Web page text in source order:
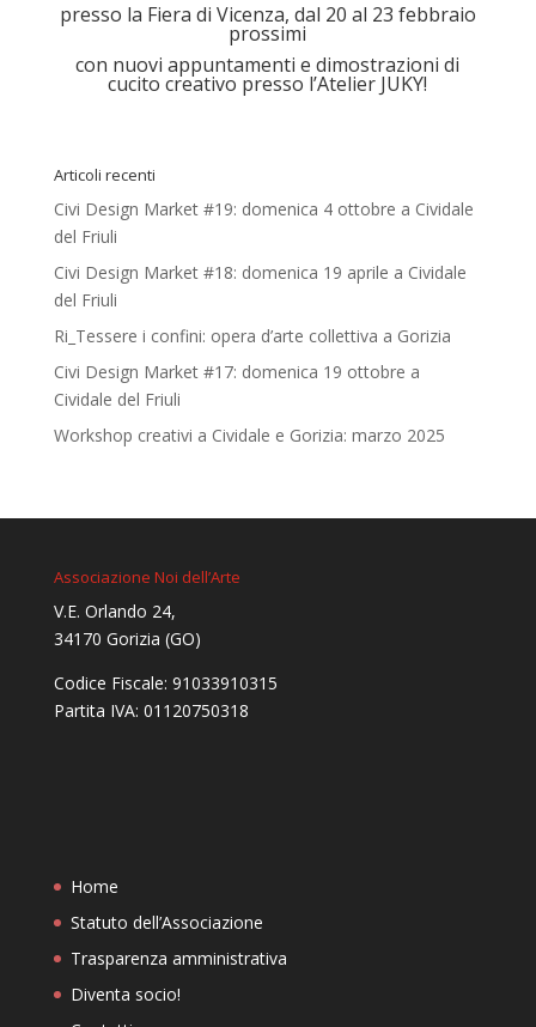
presso la Fiera di Vicenza, dal 20 al 23 febbraio
prossimi
con nuovi appuntamenti e dimostrazioni di
cucito creativo presso l’Atelier JUKY!
Articoli recenti
Civi Design Market #19: domenica 4 ottobre a Cividale
del Friuli
Civi Design Market #18: domenica 19 aprile a Cividale
del Friuli
Ri_Tessere i confini: opera d’arte collettiva a Gorizia
Civi Design Market #17: domenica 19 ottobre a
Cividale del Friuli
Workshop creativi a Cividale e Gorizia: marzo 2025
Associazione Noi dell’Arte
V.E. Orlando 24,
34170 Gorizia (GO)
Codice Fiscale: 91033910315
Partita IVA: 01120750318
Home
Statuto dell’Associazione
Trasparenza amministrativa
Diventa socio!